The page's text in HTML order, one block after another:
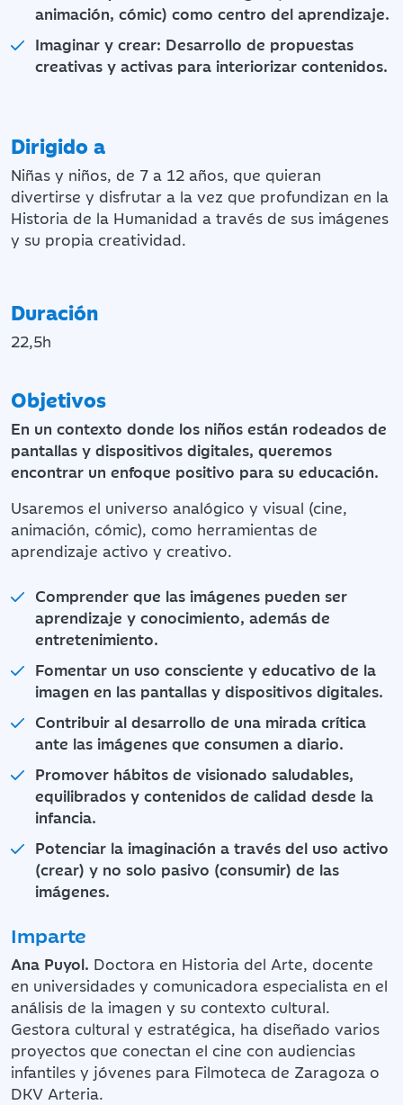
animación, cómic) como centro del aprendizaje.
Imaginar y crear: Desarrollo de propuestas
creativas y activas para interiorizar contenidos.
Dirigido a
Niñas y niños, de 7 a 12 años, que quieran
divertirse y disfrutar a la vez que profundizan en la
Historia de la Humanidad a través de sus imágenes
y su propia creatividad.
Duración
22,5h
Objetivos
En un contexto donde los niños están rodeados de
pantallas y dispositivos digitales, queremos
encontrar un enfoque positivo para su educación.
Usaremos el universo analógico y visual (cine,
animación, cómic), como herramientas de
aprendizaje activo y creativo.
Comprender que las imágenes pueden ser
aprendizaje y conocimiento, además de
entretenimiento.
Fomentar un uso consciente y educativo de la
imagen en las pantallas y dispositivos digitales.
Contribuir al desarrollo de una mirada crítica
ante las imágenes que consumen a diario.
Promover hábitos de visionado saludables,
equilibrados y contenidos de calidad desde la
infancia.
Potenciar la imaginación a través del uso activo
(crear) y no solo pasivo (consumir) de las
imágenes.
Imparte
Ana Puyol. Doctora en Historia del Arte, docente
en universidades y comunicadora especialista en el
análisis de la imagen y su contexto cultural.
Gestora cultural y estratégica, ha diseñado varios
proyectos que conectan el cine con audiencias
infantiles y jóvenes para Filmoteca de Zaragoza o
DKV Arteria.